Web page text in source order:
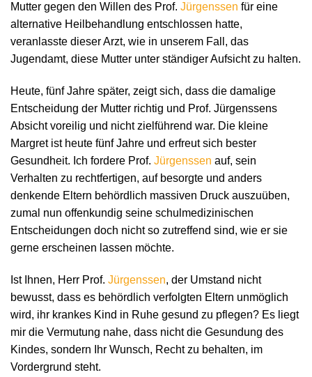
Mutter gegen den Willen des Prof. Jürgenssen für eine
alternative Heilbehandlung entschlossen hatte,
veranlasste dieser Arzt, wie in unserem Fall, das
Jugendamt, diese Mutter unter ständiger Aufsicht zu halten.
Heute, fünf Jahre später, zeigt sich, dass die damalige
Entscheidung der Mutter richtig und Prof. Jürgenssens
Absicht voreilig und nicht zielführend war. Die kleine
Margret ist heute fünf Jahre und erfreut sich bester
Gesundheit. Ich fordere Prof. Jürgenssen auf, sein
Verhalten zu rechtfertigen, auf besorgte und anders
denkende Eltern behördlich massiven Druck auszuüben,
zumal nun offenkundig seine schulmedizinischen
Entscheidungen doch nicht so zutreffend sind, wie er sie
gerne erscheinen lassen möchte.
Ist Ihnen, Herr Prof. Jürgenssen, der Umstand nicht
bewusst, dass es behördlich verfolgten Eltern unmöglich
wird, ihr krankes Kind in Ruhe gesund zu pflegen? Es liegt
mir die Vermutung nahe, dass nicht die Gesundung des
Kindes, sondern Ihr Wunsch, Recht zu behalten, im
Vordergrund steht.